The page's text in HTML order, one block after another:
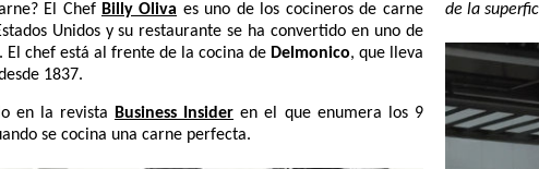
El Chef Billy Oliva es uno de los cocineros de carne
Unidos y su restaurante se ha convertido en uno de
. El chef está al frente de la cocina de Delmonico, que lleva
1837.
en la revista Business Insider en el que enumera los 9
se cocina una carne perfecta.
de la